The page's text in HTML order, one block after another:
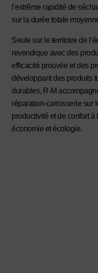
l’extrême rapidité de
sur la durée totale
Seule sur le territoire de
revendique avec des
efficacité prouvée et des
développant des produits
durables, R-M
réparation-carrosserie sur
productivité et de confort
économie et écologie.